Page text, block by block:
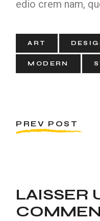
edio crem nam,
ART
MODERN
PREV POST
LAISSER